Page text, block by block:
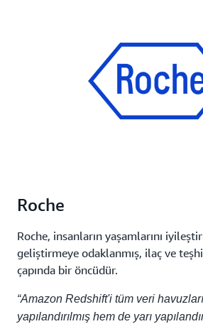
Roche
Roche, insanların yaşamlarını
geliştirmeye odaklanmış, ilaç ve
çapında bir öncüdür.
“Amazon Redshift'i tüm veri
yapılandırılmış hem de yarı